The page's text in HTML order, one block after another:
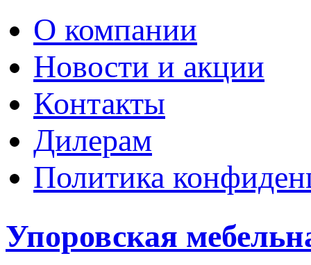
О компании
Новости и акции
Контакты
Дилерам
Политика
Упоровская